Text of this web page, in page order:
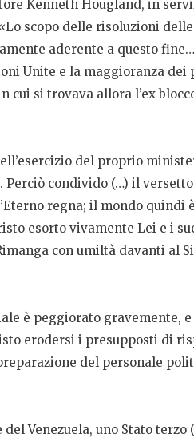
Kenneth Hougland, in
scopo delle risoluzioni
aderente a questo
Unite e la maggioranza
si trovava allora l’ex
del proprio
condivido (…) il
regna; il mondo quindi
esorto vivamente Lei e i
con umiltà davanti al
è peggiorato gravemente,
erodersi i presupposti di
del personale
Venezuela, uno Stato